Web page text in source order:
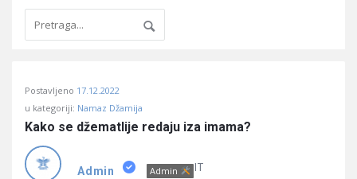
Učene
Latest
Pitanja
Postavljeno 17.12.2022
u kategoriji: Namaz Džamija
Kako se džematlije redaju iza imama?
Admin Admin IT